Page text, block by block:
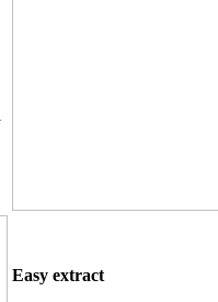
Easy extract